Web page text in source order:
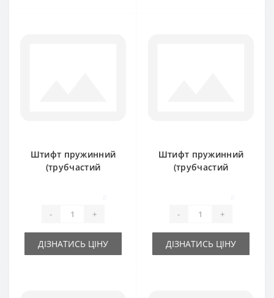
Штифт пружинний
(трубчастий
- +
ДІЗНАТИСЬ ЦІНУ
Штифт пружинний
(трубчастий
- +
ДІЗНАТИСЬ ЦІНУ